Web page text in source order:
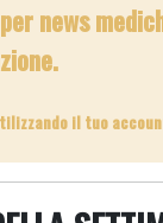
news
il tuo